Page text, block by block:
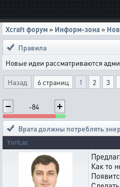
Xcraft форум » Информ-зона »
Правила
Новые идеи рассматриваются
Назад 6 страниц 1 2 3
-84
Врата должны потреблять
YuriLaz
Как то